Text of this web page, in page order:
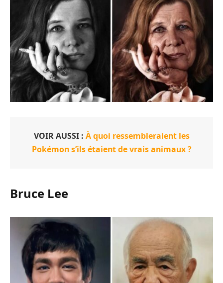
VOIR AUSSI : À quoi ressembleraient les
Pokémon s’ils étaient de vrais animaux ?
Bruce Lee